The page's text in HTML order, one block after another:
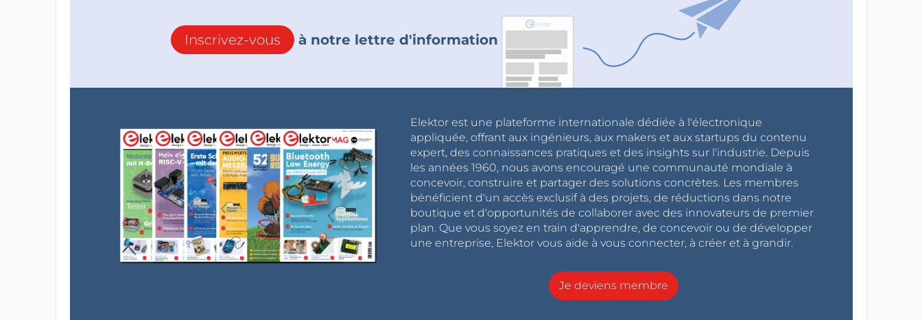
Inscrivez-vous à notre lettre d'information
Elektor est une plateforme internationale dédiée à l'électronique
appliquée, offrant aux ingénieurs, aux makers et aux startups du contenu
expert, des connaissances pratiques et des insights sur l'industrie. Depuis
les années 1960, nous avons encouragé une communauté mondiale à
concevoir, construire et partager des solutions concrètes. Les membres
bénéficient d'un accès exclusif à des projets, de réductions dans notre
boutique et d'opportunités de collaborer avec des innovateurs de premier
plan. Que vous soyez en train d'apprendre, de concevoir ou de développer
une entreprise, Elektor vous aide à vous connecter, à créer et à grandir.
Je deviens membre